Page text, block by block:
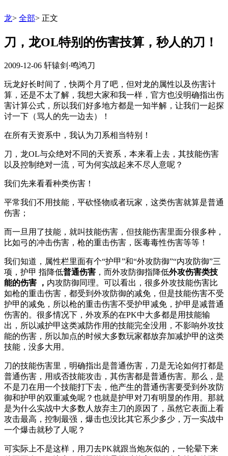
龙> 全部> 正文
刀，龙OL特别的伤害技算，秒人的刀！
2009-12-06 轩辕剑·鸣鸿刀
玩龙好长时间了，快两个月了吧，但对龙的属性以及伤害计
算，还是不太了解，我想大家和我一样，官方也没明确指出伤
害计算公式，所以我们好多地方都是一知半解，让我们一起探
讨一下（骂人的先一边去）！
在所有天资系中，我认为刀系相当特别！
刀，龙OL与众绝对不同的天资系，本来看上去，其技能伤害
以及控制绝对一流，可为何实战起来不尽人意呢？
我们先来看看种类伤害！
平常我们不用技能，平砍怪物或者玩家，这类伤害就算是普通
伤害；
而一旦用了技能，就叫技能伤害，但技能伤害里面分很多种，
比如弓的冲击伤害，枪的重击伤害，医毒毒性伤害等等！
我们知道，属性栏里面有个“护甲”和“外攻防御”“内攻防御”三
项，护甲 指降低普通伤害 ，而外攻防御指降低外攻伤害类技
能的伤害 ， 内攻防御同理。可以看出，很多外攻技能伤害比
如枪的重击伤害，都受到外攻防御的减免，但是技能伤害不受
护甲的减免，所以枪的重击伤害不受护甲减免，护甲是减普通
伤害的。很多情况下，外攻系的在PK中大多都是用技能输
出，所以减护甲这类减防作用的技能完全没用，不影响外攻技
能的伤害，所以加点的时候大多数玩家都放弃加减护甲的这类
技能，没多大用。
刀的技能伤害里，明确指出是普通伤害，刀是无论如何打都是
普通伤害，用或否技能攻击，其伤害都是普通伤害。那么，是
不是刀在用一个技能打下去，他产生的普通伤害要受到外攻防
御和护甲的双重减免呢？也就是护甲对刀有明显的作用。那就
是为什么实战中大多数人放弃主刀的原因了，虽然它表面上看
攻击最高，控制最强，爆击也没比其它系少多少，万一实战中
一个爆击就秒了人呢？
可实际上不是这样，用刀去PK就跟当炮灰似的，一轮晕下来